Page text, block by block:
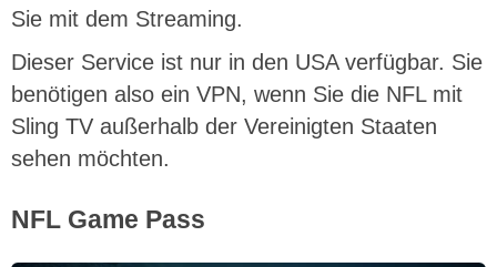
Sie mit dem Streaming.
Dieser Service ist nur in den USA verfügbar. Sie
benötigen also ein VPN, wenn Sie die NFL mit
Sling TV außerhalb der Vereinigten Staaten
sehen möchten.
NFL Game Pass